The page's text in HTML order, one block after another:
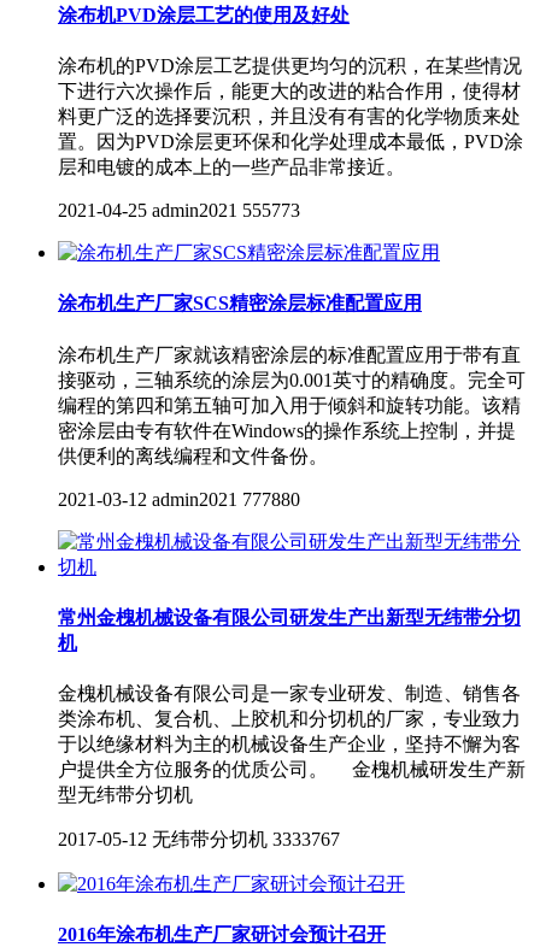
涂布机PVD涂层工艺的使用及好处
涂布机的PVD涂层工艺提供更均匀的沉积，在某些情况
下进行六次操作后，能更大的改进的粘合作用，使得材
料更广泛的选择要沉积，并且没有有害的化学物质来处
置。因为PVD涂层更环保和化学处理成本最低，PVD涂
层和电镀的成本上的一些产品非常接近。
2021-04-25 admin2021 555773
涂布机生产厂家SCS精密涂层标准配置应用
涂布机生产厂家就该精密涂层的标准配置应用于带有直
接驱动，三轴系统的涂层为0.001英寸的精确度。完全可
编程的第四和第五轴可加入用于倾斜和旋转功能。该精
密涂层由专有软件在Windows的操作系统上控制，并提
供便利的离线编程和文件备份。
2021-03-12 admin2021 777880
常州金槐机械设备有限公司研发生产出新型无纬带分切
机
金槐机械设备有限公司是一家专业研发、制造、销售各
类涂布机、复合机、上胶机和分切机的厂家，专业致力
于以绝缘材料为主的机械设备生产企业，坚持不懈为客
户提供全方位服务的优质公司。 金槐机械研发生产新
型无纬带分切机
2017-05-12 无纬带分切机 3333767
2016年涂布机生产厂家研讨会预计召开